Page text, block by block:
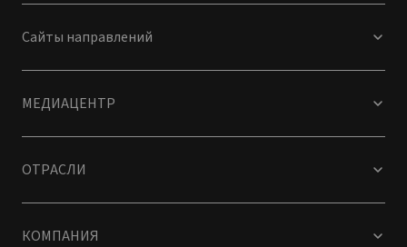
Сайты направлений
МЕДИАЦЕНТР
ОТРАСЛИ
КОМПАНИЯ